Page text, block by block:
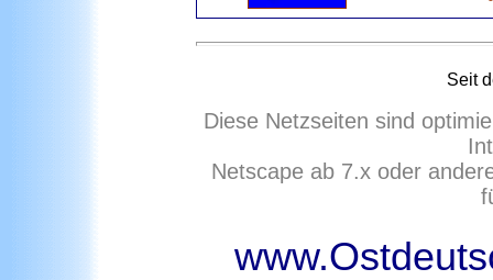
Seit
Diese Netzseiten sind
Netscape ab 7.x oder